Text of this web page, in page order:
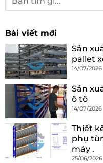
Bài viết mới
Sản
pallet
14/07/2026
Sản
ô tô
14/07/2026
Thiết
phụ
máy .
25/06/2026